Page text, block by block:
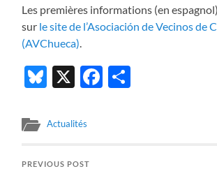
Les premières informations (en
sur le site de l’Asociación de Vecinos de
(AVChueca)
Bluesky
X Facebook
Actualités
PREVIOUS POST